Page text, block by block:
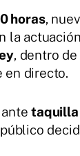
horas,
la
, dentro
en directo.
taquilla